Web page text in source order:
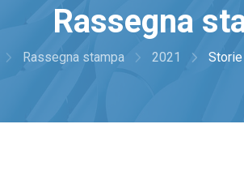
Rassegna
navigate_next Rassegna stampa navigate_next 2021 navigate_next